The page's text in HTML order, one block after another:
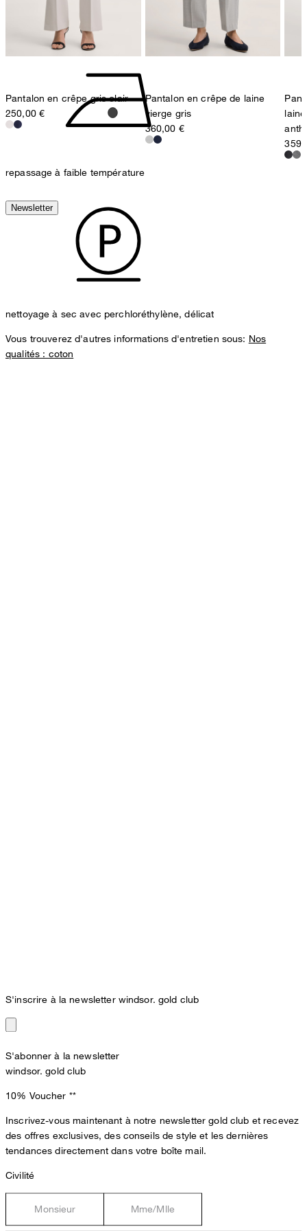
pas de séchage au séchoir
repassage à faible température
nettoyage à sec avec perchloréthylène, délicat
Vous trouverez d'autres informations d'entretien sous: Nos
qualités : coton
contact@strellson.com
Pantalon en crêpe gris clair
250,00 €
Pantalon en crêpe de laine
vierge gris
360,00 €
Newsletter
S'inscrire à la newsletter windsor. gold club
S'abonner à la newsletter
windsor. gold club
10% Voucher **
Inscrivez-vous maintenant à notre newsletter gold club et recevez
des offres exclusives, des conseils de style et les dernières
tendances directement dans votre boîte mail.
Civilité
Monsieur Mme/Mlle